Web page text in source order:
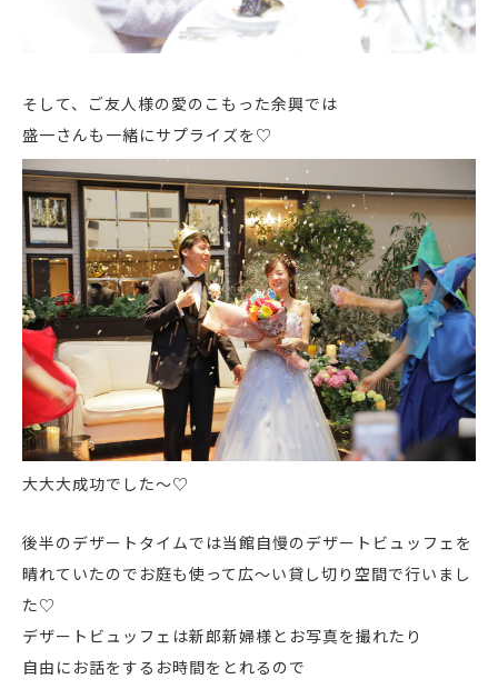
そして、ご友人様の愛のこもった余興では
盛一さんも一緒にサプライズを♡
大大大成功でした～♡
後半のデザートタイムでは当館自慢のデザートビュッフェを
晴れていたのでお庭も使って広～い貸し切り空間で行いまし
た♡
デザートビュッフェは新郎新婦様とお写真を撮れたり
自由にお話をするお時間をとれるので